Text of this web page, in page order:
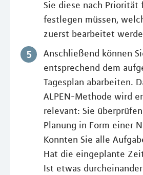
Sie diese nach Priorität
festlegen müssen,
zuerst bearbeitet
Anschließend können
entsprechend dem
Tagesplan abarbeiten.
ALPEN-Methode wird
relevant: Sie
Planung in Form einer
Konnten Sie alle
Hat die eingeplante
Ist etwas